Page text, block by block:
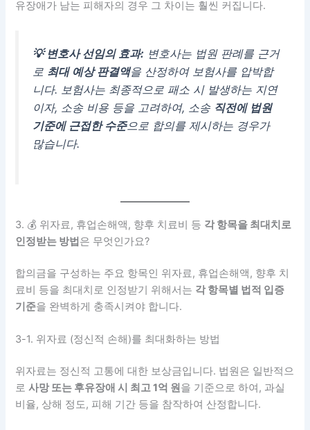
유장애가 남는 피해자의 경우 그 차이는 훨씬 커집니다.
💡 변호사 선임의 효과: 변호사는 법원 판례를 근거
로 최대 예상 판결액을 산정하여 보험사를 압박합
니다. 보험사는 최종적으로 패소 시 발생하는 지연
이자, 소송 비용 등을 고려하여, 소송 직전에 법원
기준에 근접한 수준으로 합의를 제시하는 경우가
많습니다.
3. 💰 위자료, 휴업손해액, 향후 치료비 등 각 항목을 최대치로
인정받는 방법 은 무엇인가요?
합의금을 구성하는 주요 항목인 위자료, 휴업손해액, 향후 치
료비 등을 최대치로 인정받기 위해서는 각 항목별 법적 입증
기준을 완벽하게 충족시켜야 합니다.
3-1. 위자료 (정신적 손해)를 최대화하는 방법
위자료는 정신적 고통에 대한 보상금입니다. 법원은 일반적으
로사망 또는 후유장애 시 최고 1억 원을 기준으로 하여, 과실
비율, 상해 정도, 피해 기간 등을 참작하여 산정합니다.